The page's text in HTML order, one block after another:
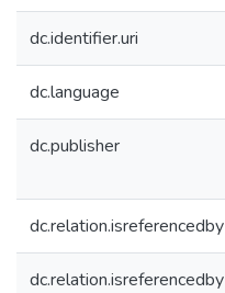
dc.identifier.uri
dc.language
dc.publisher
dc.relation.isreferencedby
dc.relation.isreferencedby